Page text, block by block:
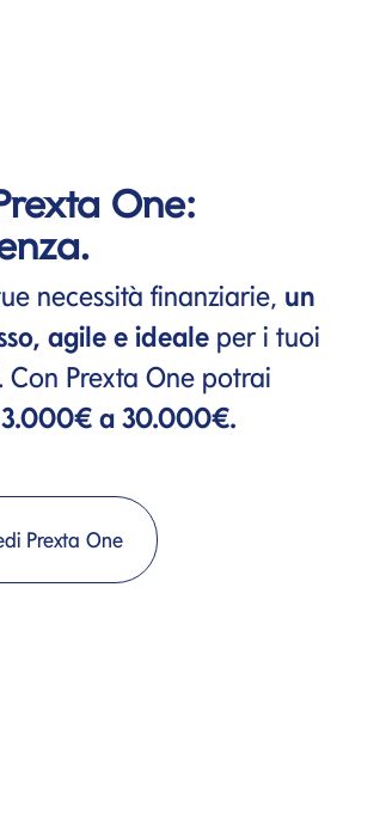
One:
necessità finanziarie, un
agile e ideale per i tuoi
Prexta One potrai
a 30.000€.
Prexta One